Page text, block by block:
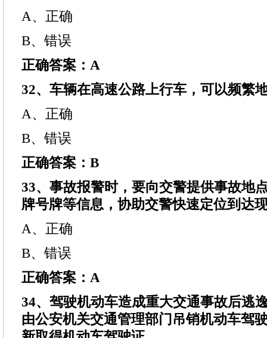
A、正确
B、错误
正确答案：A
32、车辆在高速公路上行车，可以频繁
A、正确
B、错误
正确答案：B
33、事故报警时，要向交警提供事故地
牌号牌等信息，协助交警快速定位到达
A、正确
B、错误
正确答案：A
34、驾驶机动车造成重大交通事故后逃
由公安机关交通管理部门吊销机动车驾